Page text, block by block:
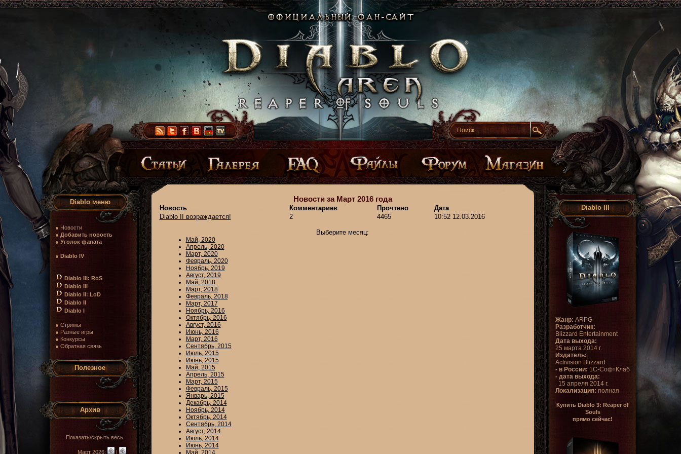
Diablo меню
● Новости
● Добавить новость
● Уголок фаната
● Diablo IV
Diablo III: RoS
Diablo III
Diablo II: LoD
Diablo II
Diablo I
● Стримы
● Разные игры
● Конкурсы
● Обратная связь
Полезное
Архив
Показать\скрыть весь
Март 2026:
|
Новости за Март 2016 года
Новость Комментариев Прочтено
Дата
Diablo II возраждается!
2 4465 10:52 12.03.2016
Выберите месяц:
Май, 2020
Апрель, 2020
Март, 2020
Февраль, 2020
Ноябрь, 2019
Август, 2019
Май, 2018
Март, 2018
Февраль, 2018
Март, 2017
Ноябрь, 2016
Октябрь, 2016
Август, 2016
Июнь, 2016
Март, 2016
Сентябрь, 2015
Июль, 2015
Июнь, 2015
Май, 2015
Апрель, 2015
Март, 2015
Февраль, 2015
Январь, 2015
Декабрь, 2014
Ноябрь, 2014
Октябрь, 2014
Сентябрь, 2014
Август, 2014
Июль, 2014
Июнь, 2014
Май, 2014
Diablo III
Жанр: ARPG
Разработчик:
Blizzard Entertainment
Дата выхода:
25 марта 2014 г.
Издатель:
Activision Blizzard
- в России: 1С-СофтКлаб
- дата выхода:
15 апреля 2014 г.
Локализация: полная
Купить Diablo 3: Reaper of
Souls
прямо сейчас!